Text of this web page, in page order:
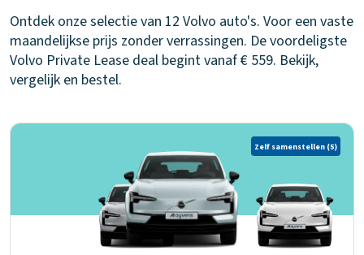
Ontdek onze selectie van 12 Volvo auto's. Voor een vaste
maandelijkse prijs zonder verrassingen. De voordeligste
Volvo Private Lease deal begint vanaf € 559. Bekijk,
vergelijk en bestel.
Zelf samenstellen (5)